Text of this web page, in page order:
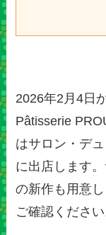
2026年2月4日
Pâtisserie
はサロン・デ
に出店します
の新作も用意
ご確認ください